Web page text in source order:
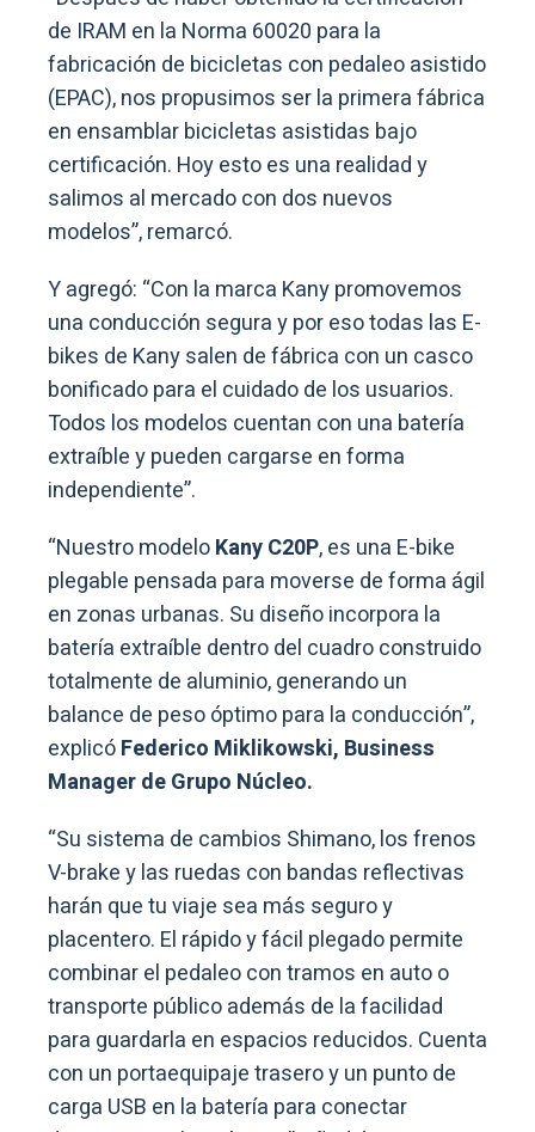
de IRAM en la Norma 60020 para la
fabricación de bicicletas con pedaleo asistido
(EPAC), nos propusimos ser la primera fábrica
en ensamblar bicicletas asistidas bajo
certificación. Hoy esto es una realidad y
salimos al mercado con dos nuevos
modelos”, remarcó.
Y agregó: “Con la marca Kany promovemos
una conducción segura y por eso todas las E-
bikes de Kany salen de fábrica con un casco
bonificado para el cuidado de los usuarios.
Todos los modelos cuentan con una batería
extraíble y pueden cargarse en forma
independiente”.
“Nuestro modeloKany C20P, es una E-bike
plegable pensada para moverse de forma ágil
en zonas urbanas. Su diseño incorpora la
batería extraíble dentro del cuadro construido
totalmente de aluminio, generando un
balance de peso óptimo para la conducción”,
explicóFederico Miklikowski, Business
Manager de Grupo Núcleo.
“Su sistema de cambios Shimano, los frenos
V-brake y las ruedas con bandas reflectivas
harán que tu viaje sea más seguro y
placentero. El rápido y fácil plegado permite
combinar el pedaleo con tramos en auto o
transporte público además de la facilidad
para guardarla en espacios reducidos. Cuenta
con un portaequipaje trasero y un punto de
carga USB en la batería para conectar